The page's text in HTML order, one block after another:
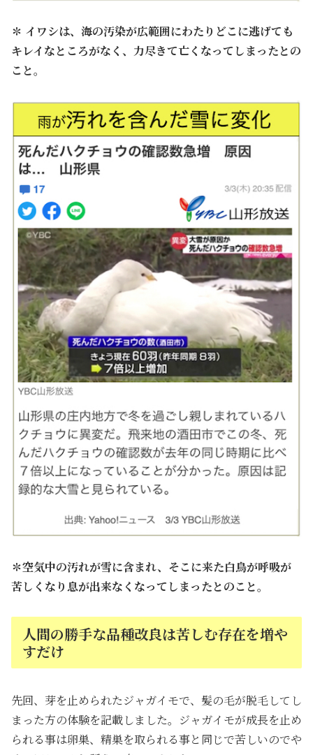
✽ イワシは、海の汚染が広範囲にわたりどこに逃げても
キレイなところがなく、力尽きて亡くなってしまったとの
こと。
✽空気中の汚れが雪に含まれ、そこに来た白鳥が呼吸が
苦しくなり息が出来なくなってしまったとのこと。
人間の勝手な品種改良は苦しむ存在を増や
すだけ
先回、芽を止められたジャガイモで、髪の毛が脱毛してし
まった方の体験を記載しました。ジャガイモが成長を止め
られる事は卵巣、精巣を取られる事と同じで苦しいのでや